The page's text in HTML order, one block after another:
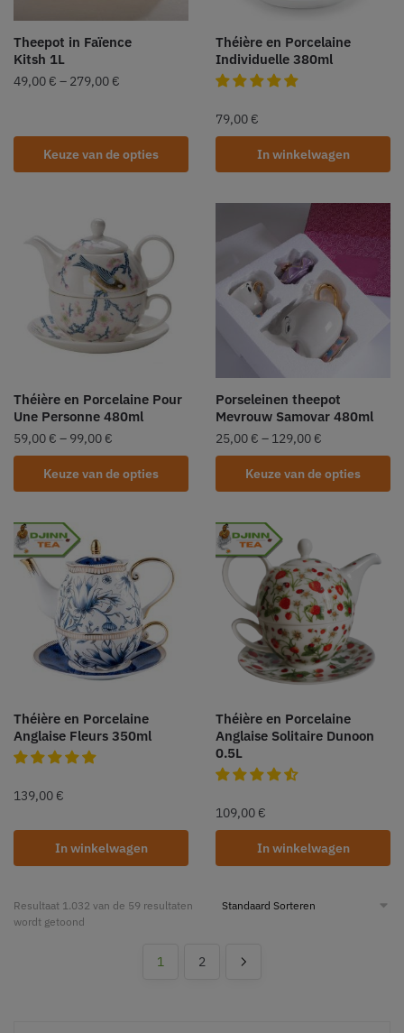
Theepot in Faïence
Kitsh 1L
49,00 € – 279,00 €
Keuze van de opties
Théière en Porcelaine
Individuelle 380ml
79,00 €
In winkelwagen
Théière en Porcelaine Pour
Une Personne 480ml
59,00 € – 99,00 €
Keuze van de opties
Porseleinen theepot
Mevrouw Samovar 480ml
25,00 € – 129,00 €
Keuze van de opties
Théière en Porcelaine
Anglaise Fleurs 350ml
139,00 €
In winkelwagen
Théière en Porcelaine
Anglaise Solitaire Dunoon
0.5L
109,00 €
In winkelwagen
Resultaat 1.032 van de 59 resultaten
wordt getoond
1 2